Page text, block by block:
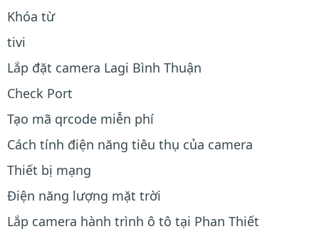
Khóa từ
tivi
Lắp đặt camera Lagi Bình Thuận
Check Port
Tạo mã qrcode miễn phí
Cách tính điện năng tiêu thụ của camera
Thiết bị mạng
Điện năng lượng mặt trời
Lắp camera hành trình ô tô tại Phan Thiết